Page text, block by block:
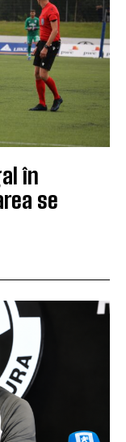
în
se